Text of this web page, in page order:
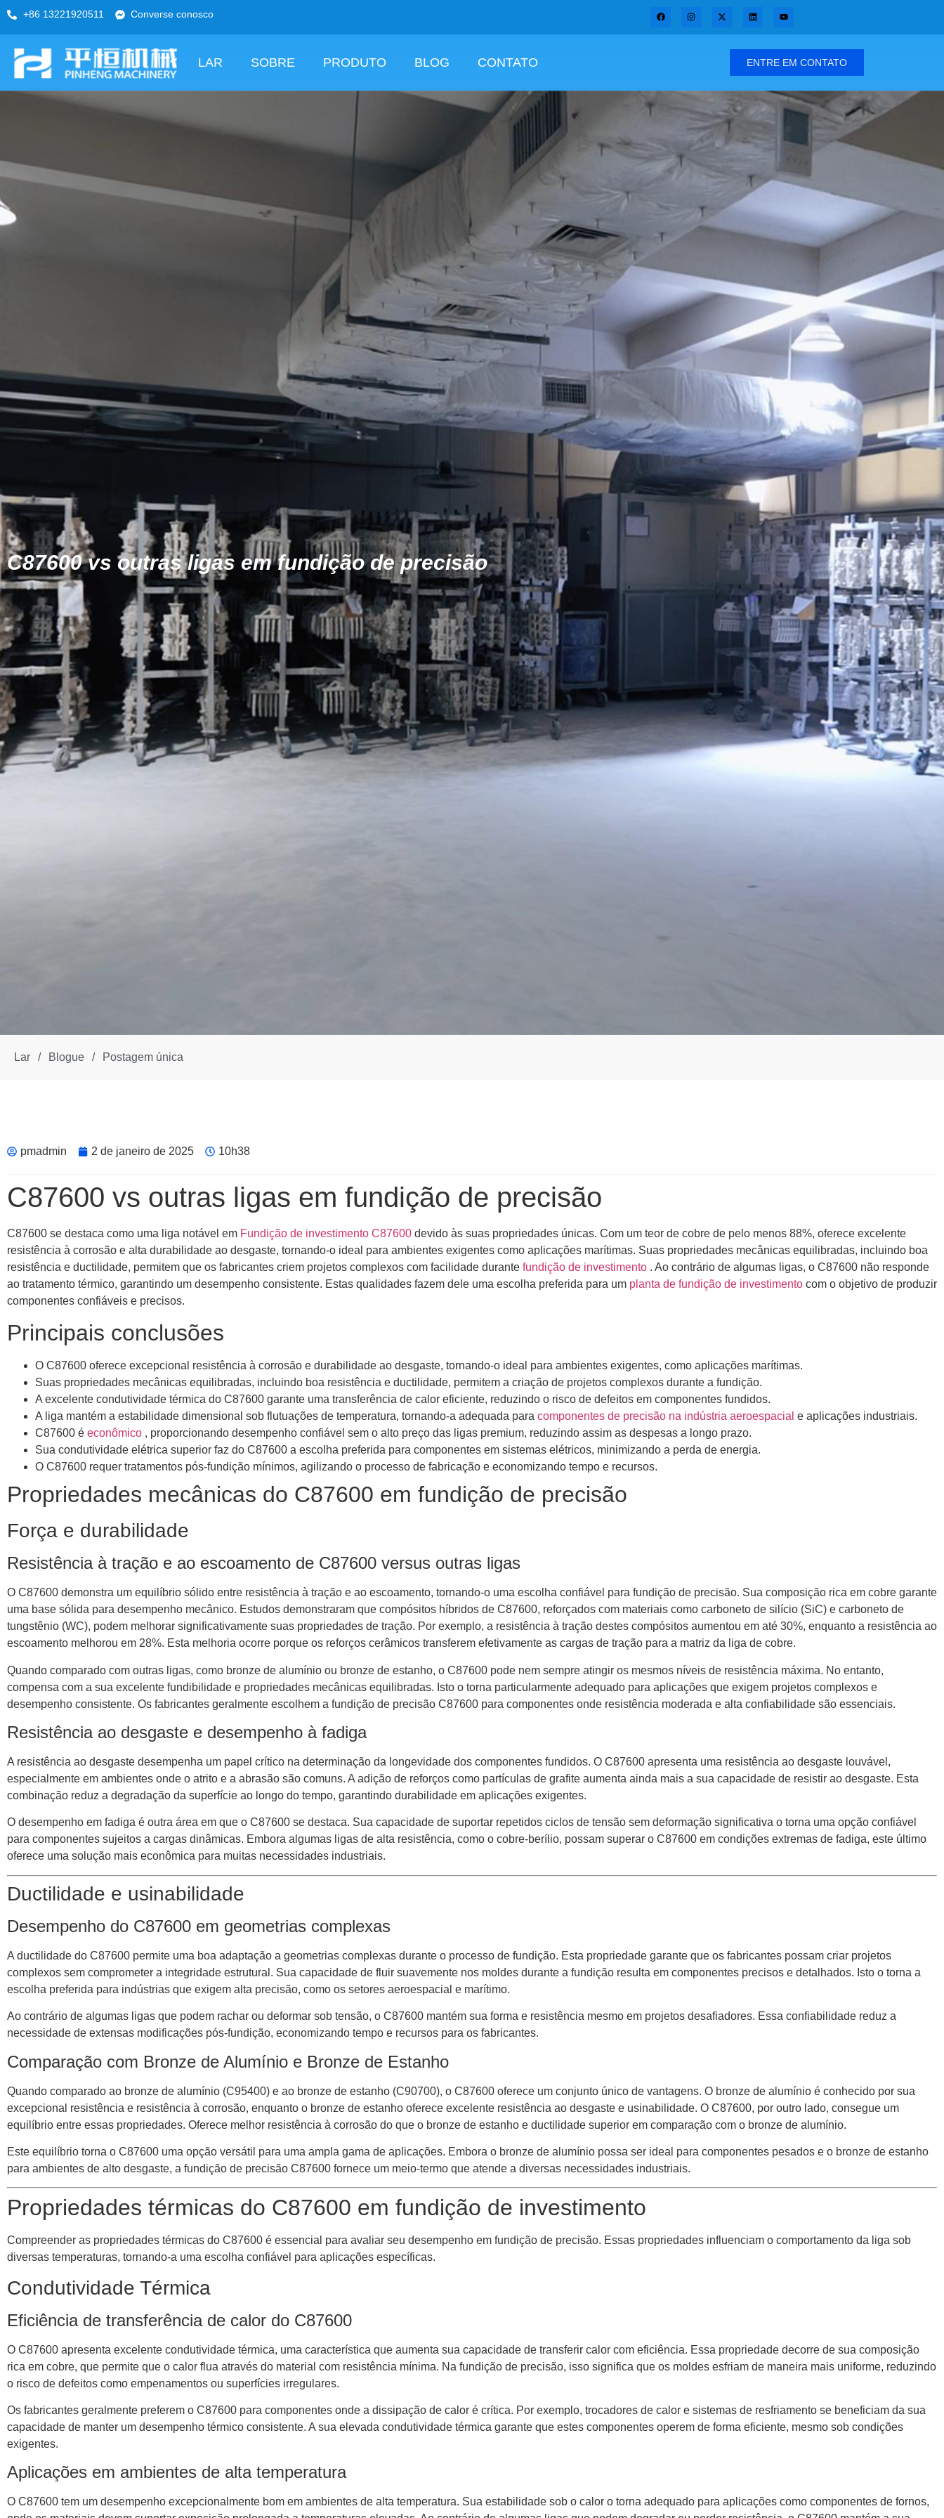
+86 13221920511 Converse conosco
LAR SOBRE PRODUTO BLOG CONTATO ENTRE EM CONTATO
C87600 vs outras ligas em fundição de precisão
Lar / Blogue / Postagem única
pmadmin 2 de janeiro de 2025 10h38
C87600 vs outras ligas em fundição de precisão
C87600 se destaca como uma liga notável em Fundição de investimento C87600 devido às suas propriedades únicas. Com um teor de cobre de pelo menos 88%, oferece excelente
resistência à corrosão e alta durabilidade ao desgaste, tornando-o ideal para ambientes exigentes como aplicações marítimas. Suas propriedades mecânicas equilibradas, incluindo boa
resistência e ductilidade, permitem que os fabricantes criem projetos complexos com facilidade durante fundição de investimento . Ao contrário de algumas ligas, o C87600 não responde
ao tratamento térmico, garantindo um desempenho consistente. Estas qualidades fazem dele uma escolha preferida para um planta de fundição de investimento com o objetivo de produzir
componentes confiáveis ​​e precisos.
Principais conclusões
O C87600 oferece excepcional resistência à corrosão e durabilidade ao desgaste, tornando-o ideal para ambientes exigentes, como aplicações marítimas.
Suas propriedades mecânicas equilibradas, incluindo boa resistência e ductilidade, permitem a criação de projetos complexos durante a fundição.
A excelente condutividade térmica do C87600 garante uma transferência de calor eficiente, reduzindo o risco de defeitos em componentes fundidos.
A liga mantém a estabilidade dimensional sob flutuações de temperatura, tornando-a adequada para componentes de precisão na indústria aeroespacial e aplicações industriais.
C87600 é econômico , proporcionando desempenho confiável sem o alto preço das ligas premium, reduzindo assim as despesas a longo prazo.
Sua condutividade elétrica superior faz do C87600 a escolha preferida para componentes em sistemas elétricos, minimizando a perda de energia.
O C87600 requer tratamentos pós-fundição mínimos, agilizando o processo de fabricação e economizando tempo e recursos.
Propriedades mecânicas do C87600 em fundição de precisão
Força e durabilidade
Resistência à tração e ao escoamento de C87600 versus outras ligas
O C87600 demonstra um equilíbrio sólido entre resistência à tração e ao escoamento, tornando-o uma escolha confiável para fundição de precisão. Sua composição rica em cobre garante
uma base sólida para desempenho mecânico. Estudos demonstraram que compósitos híbridos de C87600, reforçados com materiais como carboneto de silício (SiC) e carboneto de
tungstênio (WC), podem melhorar significativamente suas propriedades de tração. Por exemplo, a resistência à tração destes compósitos aumentou em até 30%, enquanto a resistência ao
escoamento melhorou em 28%. Esta melhoria ocorre porque os reforços cerâmicos transferem efetivamente as cargas de tração para a matriz da liga de cobre.
Quando comparado com outras ligas, como bronze de alumínio ou bronze de estanho, o C87600 pode nem sempre atingir os mesmos níveis de resistência máxima. No entanto,
compensa com a sua excelente fundibilidade e propriedades mecânicas equilibradas. Isto o torna particularmente adequado para aplicações que exigem projetos complexos e
desempenho consistente. Os fabricantes geralmente escolhem a fundição de precisão C87600 para componentes onde resistência moderada e alta confiabilidade são essenciais.
Resistência ao desgaste e desempenho à fadiga
A resistência ao desgaste desempenha um papel crítico na determinação da longevidade dos componentes fundidos. O C87600 apresenta uma resistência ao desgaste louvável,
especialmente em ambientes onde o atrito e a abrasão são comuns. A adição de reforços como partículas de grafite aumenta ainda mais a sua capacidade de resistir ao desgaste. Esta
combinação reduz a degradação da superfície ao longo do tempo, garantindo durabilidade em aplicações exigentes.
O desempenho em fadiga é outra área em que o C87600 se destaca. Sua capacidade de suportar repetidos ciclos de tensão sem deformação significativa o torna uma opção confiável
para componentes sujeitos a cargas dinâmicas. Embora algumas ligas de alta resistência, como o cobre-berílio, possam superar o C87600 em condições extremas de fadiga, este último
oferece uma solução mais econômica para muitas necessidades industriais.
Ductilidade e usinabilidade
Desempenho do C87600 em geometrias complexas
A ductilidade do C87600 permite uma boa adaptação a geometrias complexas durante o processo de fundição. Esta propriedade garante que os fabricantes possam criar projetos
complexos sem comprometer a integridade estrutural. Sua capacidade de fluir suavemente nos moldes durante a fundição resulta em componentes precisos e detalhados. Isto o torna a
escolha preferida para indústrias que exigem alta precisão, como os setores aeroespacial e marítimo.
Ao contrário de algumas ligas que podem rachar ou deformar sob tensão, o C87600 mantém sua forma e resistência mesmo em projetos desafiadores. Essa confiabilidade reduz a
necessidade de extensas modificações pós-fundição, economizando tempo e recursos para os fabricantes.
Comparação com Bronze de Alumínio e Bronze de Estanho
Quando comparado ao bronze de alumínio (C95400) e ao bronze de estanho (C90700), o C87600 oferece um conjunto único de vantagens. O bronze de alumínio é conhecido por sua
excepcional resistência e resistência à corrosão, enquanto o bronze de estanho oferece excelente resistência ao desgaste e usinabilidade. O C87600, por outro lado, consegue um
equilíbrio entre essas propriedades. Oferece melhor resistência à corrosão do que o bronze de estanho e ductilidade superior em comparação com o bronze de alumínio.
Este equilíbrio torna o C87600 uma opção versátil para uma ampla gama de aplicações. Embora o bronze de alumínio possa ser ideal para componentes pesados ​​e o bronze de estanho
para ambientes de alto desgaste, a fundição de precisão C87600 fornece um meio-termo que atende a diversas necessidades industriais.
Propriedades térmicas do C87600 em fundição de investimento
Compreender as propriedades térmicas do C87600 é essencial para avaliar seu desempenho em fundição de precisão. Essas propriedades influenciam o comportamento da liga sob
diversas temperaturas, tornando-a uma escolha confiável para aplicações específicas.
Condutividade Térmica
Eficiência de transferência de calor do C87600
O C87600 apresenta excelente condutividade térmica, uma característica que aumenta sua capacidade de transferir calor com eficiência. Essa propriedade decorre de sua composição
rica em cobre, que permite que o calor flua através do material com resistência mínima. Na fundição de precisão, isso significa que os moldes esfriam de maneira mais uniforme, reduzindo
o risco de defeitos como empenamentos ou superfícies irregulares.
Os fabricantes geralmente preferem o C87600 para componentes onde a dissipação de calor é crítica. Por exemplo, trocadores de calor e sistemas de resfriamento se beneficiam da sua
capacidade de manter um desempenho térmico consistente. A sua elevada condutividade térmica garante que estes componentes operem de forma eficiente, mesmo sob condições
exigentes.
Aplicações em ambientes de alta temperatura
O C87600 tem um desempenho excepcionalmente bom em ambientes de alta temperatura. Sua estabilidade sob o calor o torna adequado para aplicações como componentes de fornos,